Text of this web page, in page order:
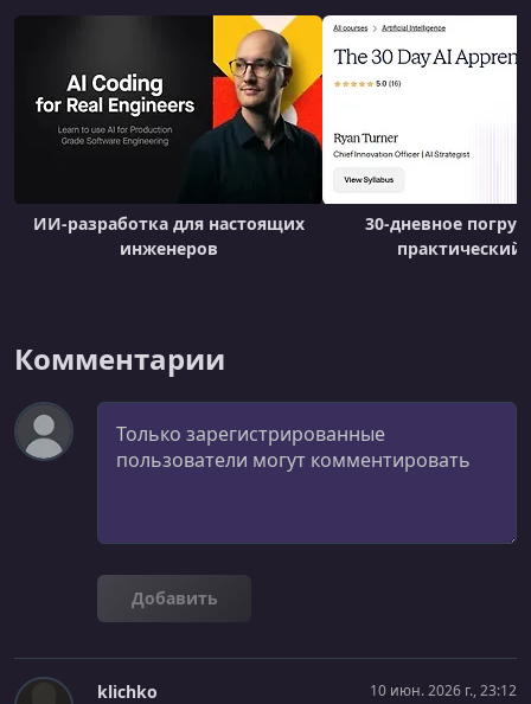
ИИ-разработка для настоящих
инженеров
30-дневное
Комментарии
Комментарий
Добавить
klichko 10 июн. 2026 г., 23:12